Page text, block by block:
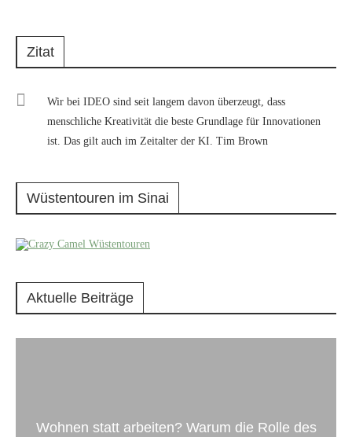
Zitat
Wir bei IDEO sind seit langem davon überzeugt, dass
menschliche Kreativität die beste Grundlage für Innovationen
ist. Das gilt auch im Zeitalter der KI. Tim Brown
Wüstentouren im Sinai
Aktuelle Beiträge
Wohnen statt arbeiten? Warum die Rolle des